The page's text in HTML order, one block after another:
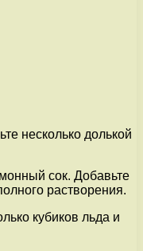
несколько долькой
сок. Добавьте
растворения.
кубиков льда и